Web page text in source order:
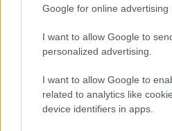
Google for online advertising
I want to allow Google to
personalized advertising.
I want to allow Google to
related to analytics like
device identifiers in apps.